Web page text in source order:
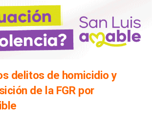
delitos de homicidio y
de la FGR por